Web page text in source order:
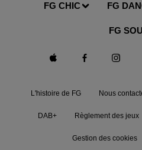
FG CHIC FG
FG
L'histoire de FG Nous
DAB+ Règlement des jeux
Gestion des cookies